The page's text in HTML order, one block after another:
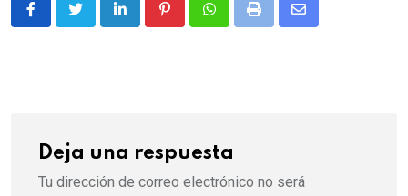
LinkedIn PinterestWhatsappPrint
Share
Deja una respuesta
Tu dirección de correo electrónico no será